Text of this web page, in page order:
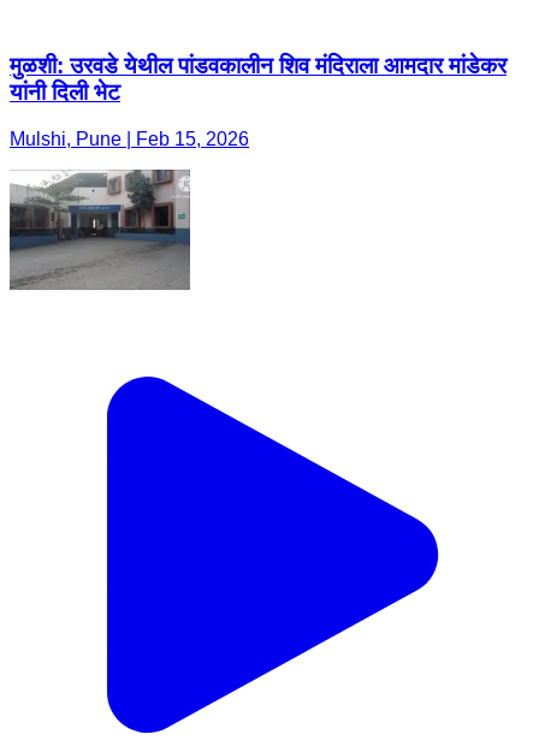
मुळशी: उरवडे येथील पांडवकालीन शिव मंदिराला आमदार मांडेकर
यांनी दिली भेट
Mulshi, Pune | Feb 15, 2026